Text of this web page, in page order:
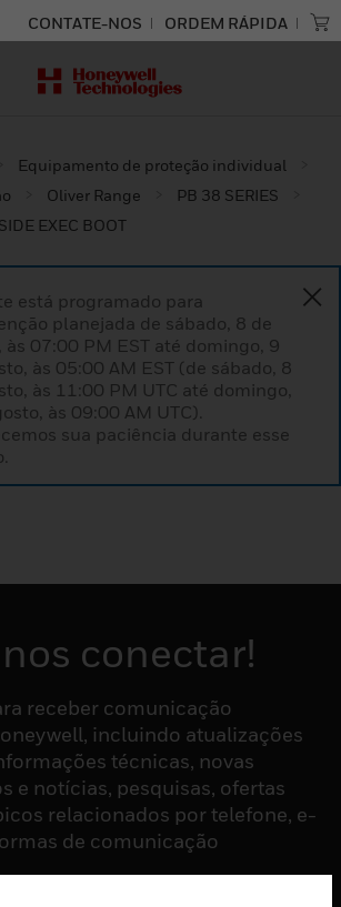
CONTATE-NOS ORDEM RÁPIDA
Equipamento de proteção individual
Oliver Range
PB 38 SERIES
EXEC BOOT
está programado para
planejada de sábado, 8 de
às 07:00 PM EST até domingo, 9
às 05:00 AM EST (de sábado, 8
às 11:00 PM UTC até domingo,
às 09:00 AM UTC).
sua paciência durante esse
conectar!
receber comunicação
incluindo atualizações
técnicas, novas
e notícias, pesquisas, ofertas
relacionados por telefone, e-
de comunicação